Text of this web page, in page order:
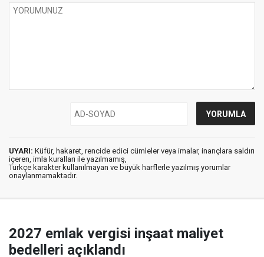
UYARI: Küfür, hakaret, rencide edici cümleler veya imalar, inançlara saldırı
içeren, imla kuralları ile yazılmamış,
Türkçe karakter kullanılmayan ve büyük harflerle yazılmış yorumlar
onaylanmamaktadır.
2027 emlak vergisi inşaat maliyet
bedelleri açıklandı